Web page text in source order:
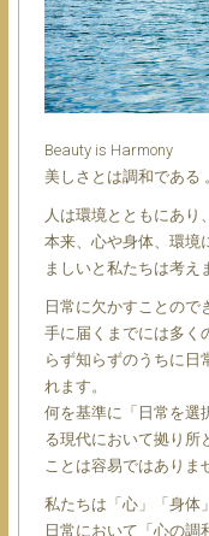
Beauty is Harmony
美しさとは調和である
人は環境とともにあり
本来、心や身体、環境
ましいと私たちは考え
日常に欠かすことの
手に届くまでには多く
らず知らずのうちに日
れます。
何を基準に「日常を選
る現代において拠り所
ことは容易ではありま
私たちは「心」「身体
日常において「心の調